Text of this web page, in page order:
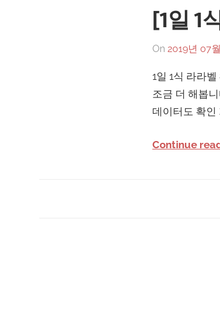
[1일 1
On 2019년 07
1일 1식 라라
조금 더 해봅
데이터도 확인
Continue